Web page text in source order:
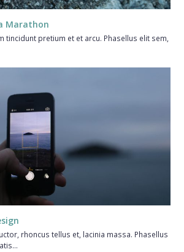
Marathon
tincidunt pretium et et arcu. Phasellus elit sem,
rhoncus tellus et, lacinia massa. Phasellus